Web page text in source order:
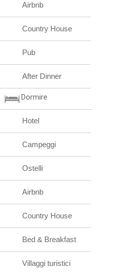
Airbnb
Country House
Pub
After Dinner
Dormire
Hotel
Campeggi
Ostelli
Airbnb
Country House
Bed & Breakfast
Villaggi turistici